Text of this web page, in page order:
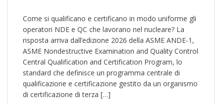
Come si qualificano e certificano in modo uniforme gli
operatori NDE e QC che lavorano nel nucleare? La
risposta arriva dall’edizione 2026 della ASME ANDE-1,
ASME Nondestructive Examination and Quality Control
Central Qualification and Certification Program, lo
standard che definisce un programma centrale di
qualificazione e certificazione gestito da un organismo
di certificazione di terza […]